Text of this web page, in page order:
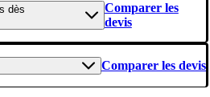
dès
Comparer les
devis
Comparer les devis